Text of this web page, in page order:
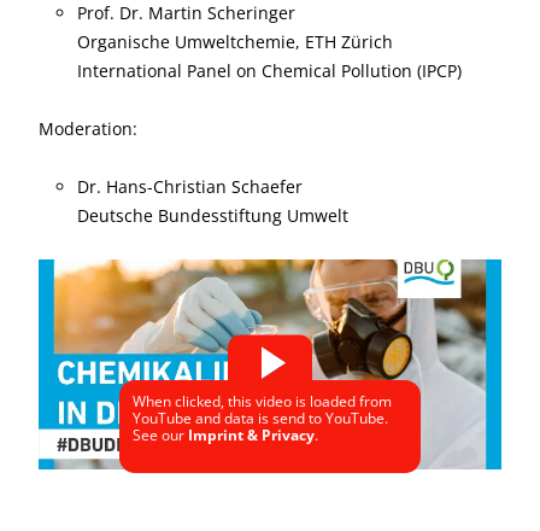
Prof. Dr. Martin Scheringer
Organische Umweltchemie, ETH Zürich
International Panel on Chemical Pollution (IPCP)
Moderation:
Dr. Hans-Christian Schaefer
Deutsche Bundesstiftung Umwelt
When clicked, this video is loaded from
YouTube and data is send to YouTube.
See our Imprint & Privacy.